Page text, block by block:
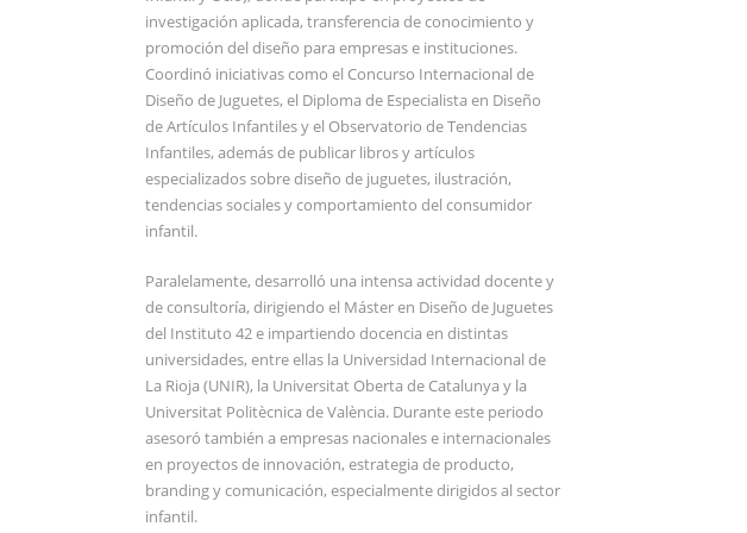
investigación aplicada, transferencia de conocimiento y
promoción del diseño para empresas e instituciones.
Coordinó iniciativas como el Concurso Internacional de
Diseño de Juguetes, el Diploma de Especialista en Diseño
de Artículos Infantiles y el Observatorio de Tendencias
Infantiles, además de publicar libros y artículos
especializados sobre diseño de juguetes, ilustración,
tendencias sociales y comportamiento del consumidor
infantil.
Paralelamente, desarrolló una intensa actividad docente y
de consultoría, dirigiendo el Máster en Diseño de Juguetes
del Instituto 42 e impartiendo docencia en distintas
universidades, entre ellas la Universidad Internacional de
La Rioja (UNIR), la Universitat Oberta de Catalunya y la
Universitat Politècnica de València. Durante este periodo
asesoró también a empresas nacionales e internacionales
en proyectos de innovación, estrategia de producto,
branding y comunicación, especialmente dirigidos al sector
infantil.